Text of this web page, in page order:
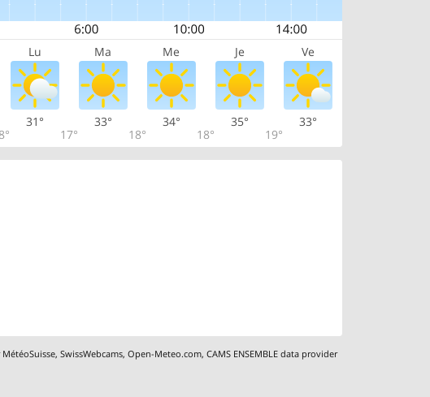
Lu Ma Me Je Ve
31°
17°
33°
18°
34°
18°
35°
19°
33°
MétéoSuisse,SwissWebcams,Open-Meteo.com,CAMS ENSEMBLE data provider